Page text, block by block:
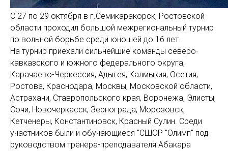
С 27 по 29 октября в г.Семикаракорск, Ростовской
области проходил большой межрегиональный турнир
по вольной борьбе среди юношей до 16 лет.
На турнир приехали сильнейшие команды северо-
кавказского и южного федерального округа,
Карачаево-Черкессия, Адыгея, Калмыкия, Осетия,
Ростова, Краснодара, Москвы, Московской области,
Астрахани, Ставропольского края, Воронежа, Элисты,
Сочи, Новочеркасск, Зернограда, Морозовск,
Кетченеры, Константиновск, Красный Сулин. Среди
участников были и обучающиеся "СШОР "Олимп" под
руководством тренера-преподавателя Абакара